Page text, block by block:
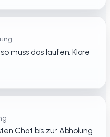
muss das laufen. Klare
Chat bis zur Abholung